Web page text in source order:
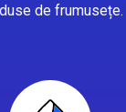
de frumusețe.